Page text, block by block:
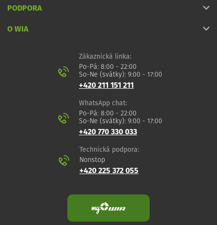
PODPORA
O WIA
Zákaznická linka:
Po-Pá: 8:00 - 22:00
So-Ne (svátky): 9:00 - 17:00
+420 211 151 211
WhatsApp chat:
Po-Pá: 8:00 - 22:00
So-Ne (svátky): 9:00 - 17:00
+420 770 330 033
Technická podpora:
Nonstop
+420 225 372 055